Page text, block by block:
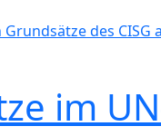
des CISG
im